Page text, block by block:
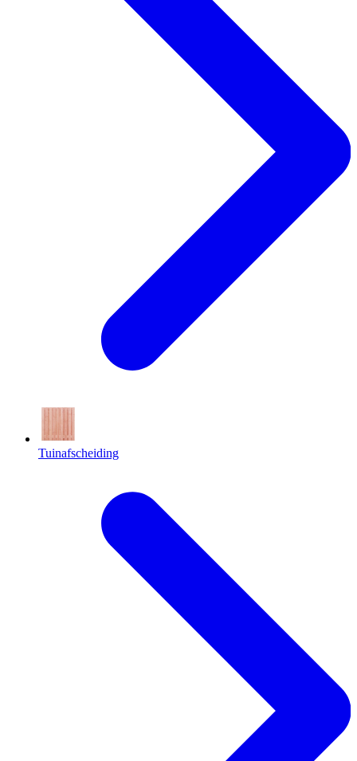
Tuinafscheiding